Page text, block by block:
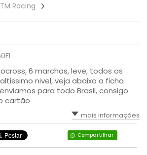
TM Racing
6 marchas, leve, todos os
nivel, veja abaixo a ficha
para todo Brasil, consigo
cartão
mais informações
Compartilhar